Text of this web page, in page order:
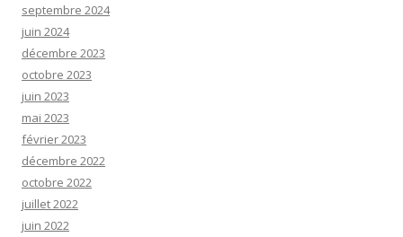
septembre 2024
juin 2024
décembre 2023
octobre 2023
juin 2023
mai 2023
février 2023
décembre 2022
octobre 2022
juillet 2022
juin 2022